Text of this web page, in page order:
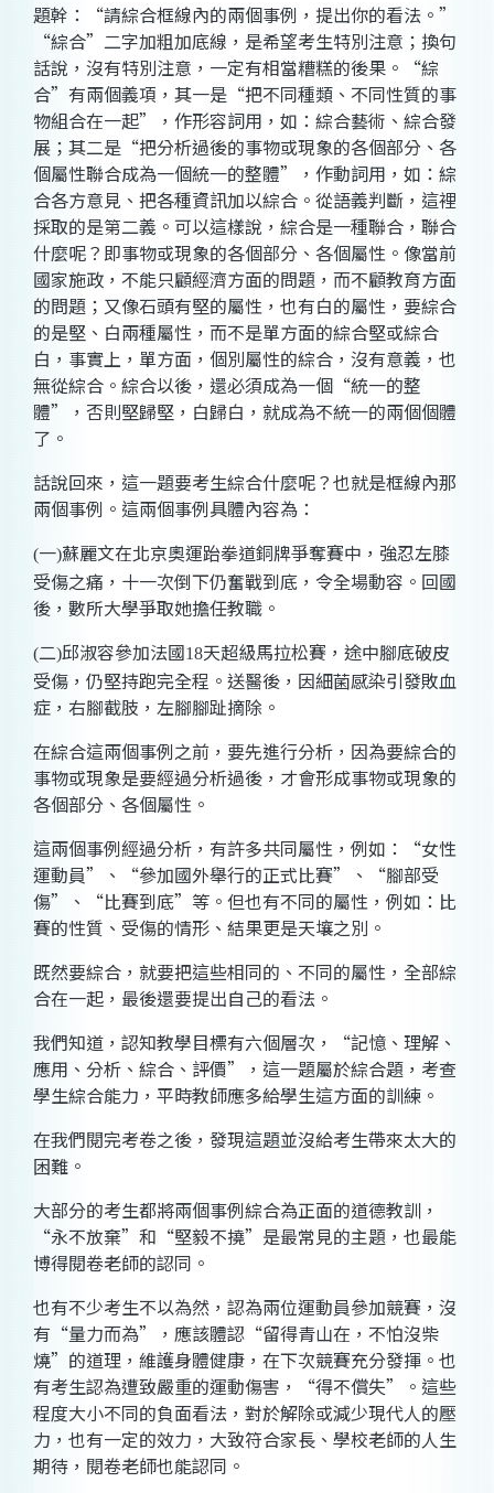
題幹：“請綜合框線內的兩個事例，提出你的看法。”
“綜合”二字加粗加底線，是希望考生特別注意；換句
話說，沒有特別注意，一定有相當糟糕的後果。“綜
合”有兩個義項，其一是“把不同種類、不同性質的事
物組合在一起”，作形容詞用，如：綜合藝術、綜合發
展；其二是“把分析過後的事物或現象的各個部分、各
個屬性聯合成為一個統一的整體”，作動詞用，如：綜
合各方意見、把各種資訊加以綜合。從語義判斷，這裡
採取的是第二義。可以這樣說，綜合是一種聯合，聯合
什麼呢？即事物或現象的各個部分、各個屬性。像當前
國家施政，不能只顧經濟方面的問題，而不顧教育方面
的問題；又像石頭有堅的屬性，也有白的屬性，要綜合
的是堅、白兩種屬性，而不是單方面的綜合堅或綜合
白，事實上，單方面，個別屬性的綜合，沒有意義，也
無從綜合。綜合以後，還必須成為一個“統一的整
體”，否則堅歸堅，白歸白，就成為不統一的兩個個體
了。
話說回來，這一題要考生綜合什麼呢？也就是框線內那
兩個事例。這兩個事例具體內容為：
(一)蘇麗文在北京奧運跆拳道銅牌爭奪賽中，強忍左膝
受傷之痛，十一次倒下仍奮戰到底，令全場動容。回國
後，數所大學爭取她擔任教職。
(二)邱淑容參加法國18天超級馬拉松賽，途中腳底破皮
受傷，仍堅持跑完全程。送醫後，因細菌感染引發敗血
症，右腳截肢，左腳腳趾摘除。
在綜合這兩個事例之前，要先進行分析，因為要綜合的
事物或現象是要經過分析過後，才會形成事物或現象的
各個部分、各個屬性。
這兩個事例經過分析，有許多共同屬性，例如：“女性
運動員”、“參加國外舉行的正式比賽”、“腳部受
傷”、“比賽到底”等。但也有不同的屬性，例如：比
賽的性質、受傷的情形、結果更是天壤之別。
既然要綜合，就要把這些相同的、不同的屬性，全部綜
合在一起，最後還要提出自己的看法。
我們知道，認知教學目標有六個層次，“記憶、理解、
應用、分析、綜合、評價”，這一題屬於綜合題，考查
學生綜合能力，平時教師應多給學生這方面的訓練。
在我們閱完考卷之後，發現這題並沒給考生帶來太大的
困難。
大部分的考生都將兩個事例綜合為正面的道德教訓，
“永不放棄”和“堅毅不撓”是最常見的主題，也最能
博得閱卷老師的認同。
也有不少考生不以為然，認為兩位運動員參加競賽，沒
有“量力而為”，應該體認“留得青山在，不怕沒柴
燒”的道理，維護身體健康，在下次競賽充分發揮。也
有考生認為遭致嚴重的運動傷害，“得不償失”。這些
程度大小不同的負面看法，對於解除或減少現代人的壓
力，也有一定的效力，大致符合家長、學校老師的人生
期待，閱卷老師也能認同。